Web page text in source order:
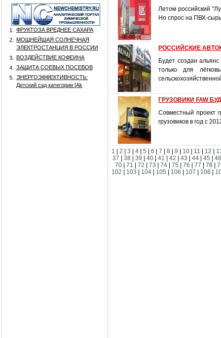
1.
ФРУКТОЗА ВРЕДНЕЕ САХАРА
2.
МОЩНЕЙШАЯ СОЛНЕЧНАЯ
ЭЛЕКТРОСТАНЦИЯ В РОССИИ
3.
ВОЗДЕЙСТВИЕ КОФЕИНА
4.
ЗАЩИТА СОЕВЫХ ПОСЕВОВ
5.
ЭНЕРГОЭФФЕКТИВНОСТЬ:
Детский сад категории [Аk
Летом российский
Но спрос на ПВХ-
РОССИЙСКИЕ
Будет создан
только для
ГРУЗОВИКИ FAW
Совместный проект
грузовиков в год с
1 2 3 4 5 6 7 8 9 10 11 12
37
|38 |39 |40 |41 |42 |43 |44 |45 |
70
71 72 73 74 75 76 77 78
102
103 104 105 106 107 108